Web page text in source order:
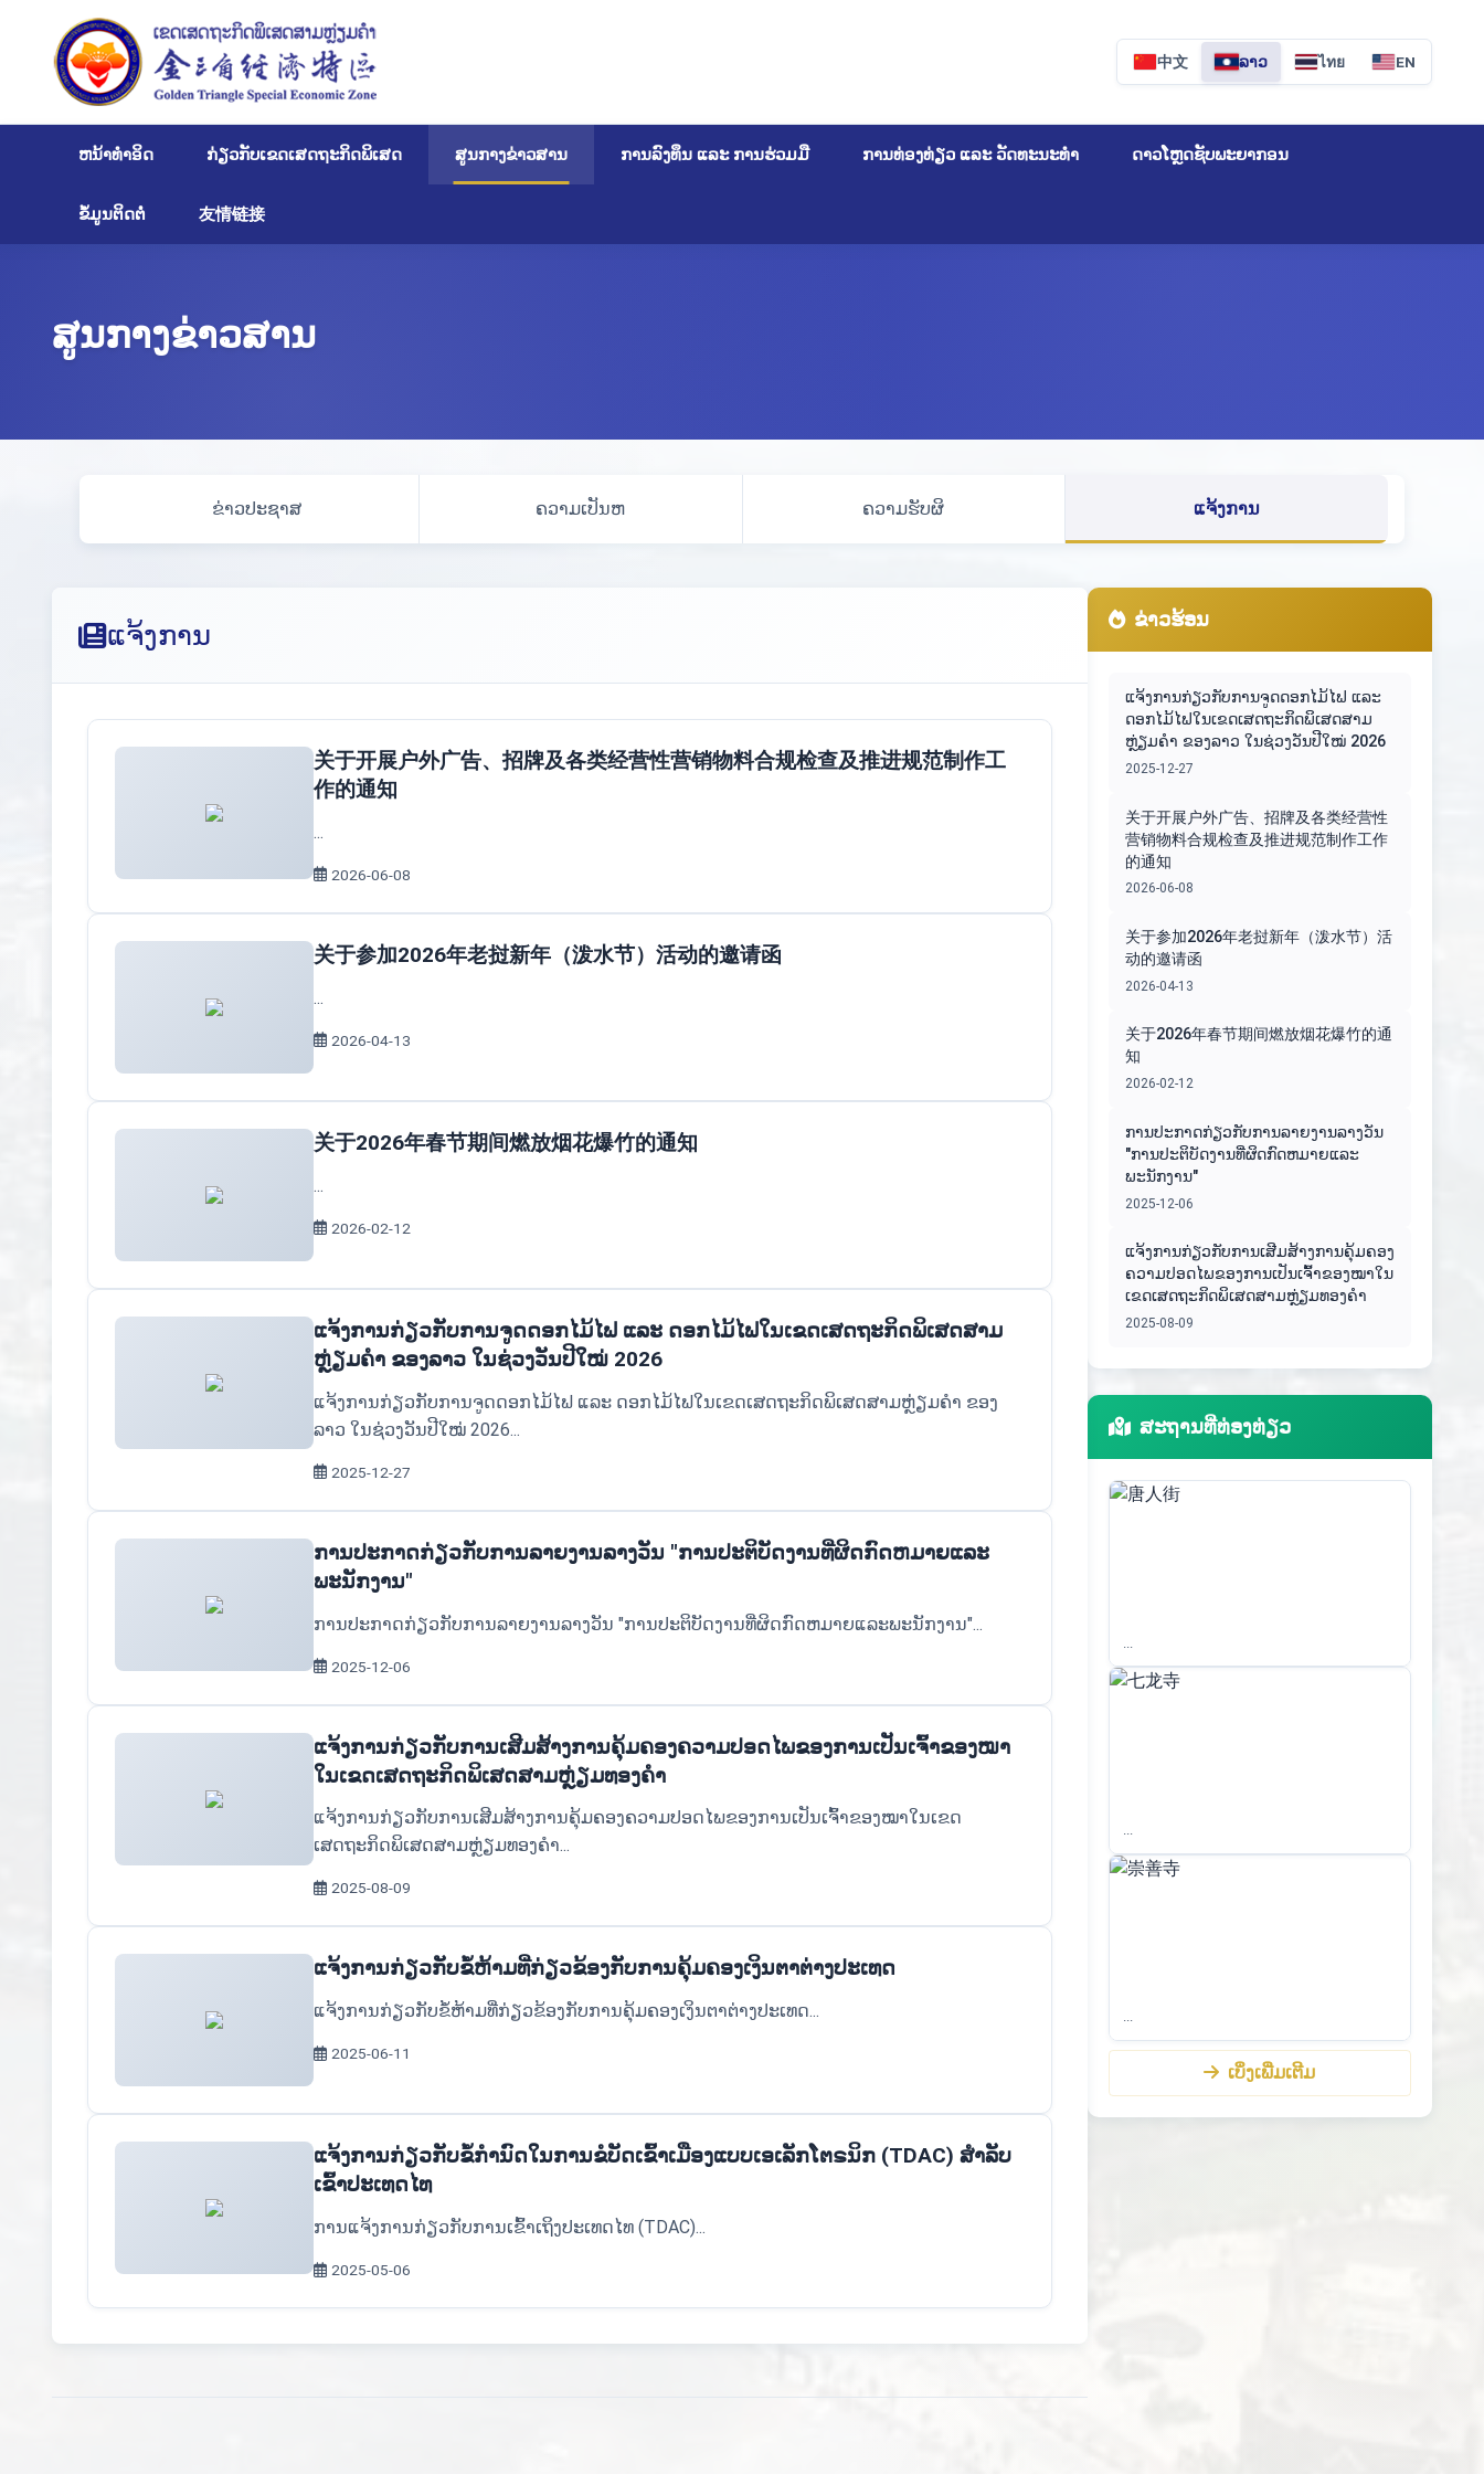
中文 ລາວ ไทย EN
ຫນ້າທໍາອິດ ກ່ຽວກັບເຂດເສດຖະກິດພິເສດ ສູນກາງຂ່າວສານ ການລົງທຶນ ແລະ ການຮ່ວມມື ການທ່ອງທ່ຽວ ແລະ ວັດທະນະທຳ ດາວໂຫຼດຊັບພະຍາກອນ
ຂໍ້ມູນຕິດຕໍ່ 友情链接
ສູນກາງຂ່າວສານ
ຂ່າວປະຊາສ ຄວາມເປັນຫ ຄວາມຮັບຜິ ແຈ້ງການ
ແຈ້ງການ
关于开展户外广告、招牌及各类经营性营销物料合规检查及推进规范制作工
作的通知
...
2026-06-08
关于参加2026年老挝新年（泼水节）活动的邀请函
...
2026-04-13
关于2026年春节期间燃放烟花爆竹的通知
...
2026-02-12
ແຈ້ງການກ່ຽວກັບການຈູດດອກໄມ້ໄຟ ແລະ ດອກໄມ້ໄຟໃນເຂດເສດຖະກິດພິເສດສາມ
ຫຼ່ຽມຄຳ ຂອງລາວ ໃນຊ່ວງວັນປີໃໝ່ 2026
ແຈ້ງການກ່ຽວກັບການຈູດດອກໄມ້ໄຟ ແລະ ດອກໄມ້ໄຟໃນເຂດເສດຖະກິດພິເສດສາມຫຼ່ຽມຄຳ ຂອງ
ລາວ ໃນຊ່ວງວັນປີໃໝ່ 2026...
2025-12-27
ການປະກາດກ່ຽວກັບການລາຍງານລາງວັນ "ການປະຕິບັດງານທີ່ຜິດກົດຫມາຍແລະ
ພະນັກງານ"
ການປະກາດກ່ຽວກັບການລາຍງານລາງວັນ "ການປະຕິບັດງານທີ່ຜິດກົດຫມາຍແລະພະນັກງານ"...
2025-12-06
ແຈ້ງການກ່ຽວກັບການເສີມສ້າງການຄຸ້ມຄອງຄວາມປອດໄພຂອງການເປັນເຈົ້າຂອງໝາ
ໃນເຂດເສດຖະກິດພິເສດສາມຫຼ່ຽມທອງຄຳ
ແຈ້ງການກ່ຽວກັບການເສີມສ້າງການຄຸ້ມຄອງຄວາມປອດໄພຂອງການເປັນເຈົ້າຂອງໝາໃນເຂດ
ເສດຖະກິດພິເສດສາມຫຼ່ຽມທອງຄຳ...
2025-08-09
ແຈ້ງການກ່ຽວກັບຂໍ້ຫ້າມທີ່ກ່ຽວຂ້ອງກັບການຄຸ້ມຄອງເງິນຕາຕ່າງປະເທດ
ແຈ້ງການກ່ຽວກັບຂໍ້ຫ້າມທີ່ກ່ຽວຂ້ອງກັບການຄຸ້ມຄອງເງິນຕາຕ່າງປະເທດ...
2025-06-11
ແຈ້ງການກ່ຽວກັບຂໍ້ກຳນົດໃນການຂໍບັດເຂົ້າເມືອງແບບເອເລັກໂຕຣນິກ (TDAC) ສຳລັບ
ເຂົ້າປະເທດໄທ
ການແຈ້ງການກ່ຽວກັບການເຂົ້າເຖິງປະເທດໄທ (TDAC)...
2025-05-06
ຂ່າວຮ້ອນ
ແຈ້ງການກ່ຽວກັບການຈູດດອກໄມ້ໄຟ ແລະ
ດອກໄມ້ໄຟໃນເຂດເສດຖະກິດພິເສດສາມ
ຫຼ່ຽມຄຳ ຂອງລາວ ໃນຊ່ວງວັນປີໃໝ່ 2026
2025-12-27
关于开展户外广告、招牌及各类经营性
营销物料合规检查及推进规范制作工作
的通知
2026-06-08
关于参加2026年老挝新年（泼水节）活
动的邀请函
2026-04-13
关于2026年春节期间燃放烟花爆竹的通
知
2026-02-12
ການປະກາດກ່ຽວກັບການລາຍງານລາງວັນ
"ການປະຕິບັດງານທີ່ຜິດກົດຫມາຍແລະ
ພະນັກງານ"
2025-12-06
ແຈ້ງການກ່ຽວກັບການເສີມສ້າງການຄຸ້ມຄອງ
ຄວາມປອດໄພຂອງການເປັນເຈົ້າຂອງໝາໃນ
ເຂດເສດຖະກິດພິເສດສາມຫຼ່ຽມທອງຄຳ
2025-08-09
ສະຖານທີ່ທ່ອງທ່ຽວ
...
...
ເບິ່ງເພີ່ມເຕີມ